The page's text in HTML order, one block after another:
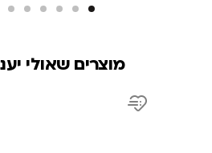
מוצרים שאולי
Add